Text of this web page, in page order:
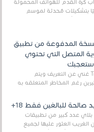
كرة القدم للهواتف المحمولة
بتشكيلات مُحدثة لموسم
المدفوعة من تطبيق
المتصل التي تحتوي
ستعجبك
أصبح تطبيق Truecaller غني عن التعريف ويتم
رغم المخاطر المتعلقه به
للبالغين فقط 18+
عدد كبير من تطبيقات
العثور عليها لجميع